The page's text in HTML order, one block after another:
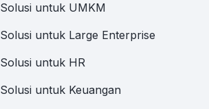
Solusi untuk UMKM
Solusi untuk Large Enterprise
Solusi untuk HR
Solusi untuk Keuangan